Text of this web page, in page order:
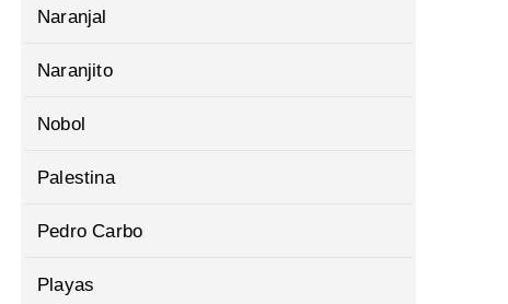
Naranjal
Naranjito
Nobol
Palestina
Pedro Carbo
Playas